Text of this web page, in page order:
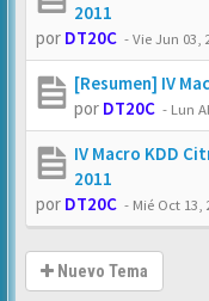
2011
por DT20C -Vie Jun 03,
[Resumen] IV
por DT20C - Lun
IV Macro KDD
2011
por DT20C - Mié Oct 13,
Nuevo Tema